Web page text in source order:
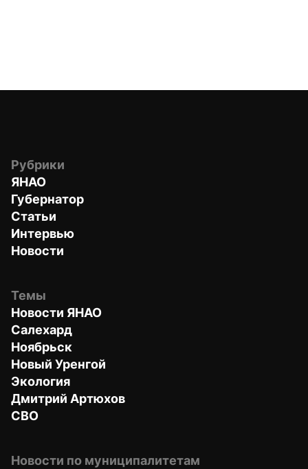
Рубрики
ЯНАО
Губернатор
Статьи
Интервью
Новости
Темы
Новости ЯНАО
Салехард
Ноябрьск
Новый Уренгой
Экология
Дмитрий Артюхов
СВО
Новости по муниципалитетам